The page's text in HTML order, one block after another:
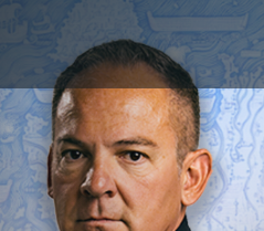
Mixed - Hangzhou (CHN)